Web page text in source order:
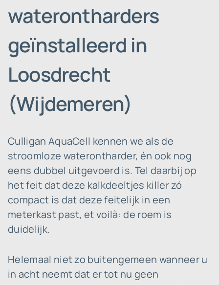
waterontharders
geïnstalleerd in
Loosdrecht
(Wijdemeren)
Culligan AquaCell kennen we als de
stroomloze waterontharder, én ook nog
eens dubbel uitgevoerd is. Tel daarbij op
het feit dat deze kalkdeeltjes killer zó
compact is dat deze feitelijk in een
meterkast past, et voilà: de roem is
duidelijk.
Helemaal niet zo buitengemeen wanneer u
in acht neemt dat er tot nu geen